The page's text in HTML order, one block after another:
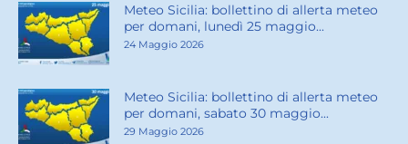
Meteo Sicilia: bollettino di allerta meteo
per domani, lunedì 25 maggio...
24 Maggio 2026
Meteo Sicilia: bollettino di allerta meteo
per domani, sabato 30 maggio...
29 Maggio 2026